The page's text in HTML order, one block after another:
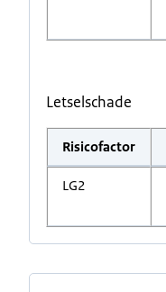
Letselschade
Risicofactor
LG2